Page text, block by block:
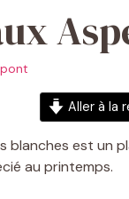
Aller à la
blanches est un
au printemps.